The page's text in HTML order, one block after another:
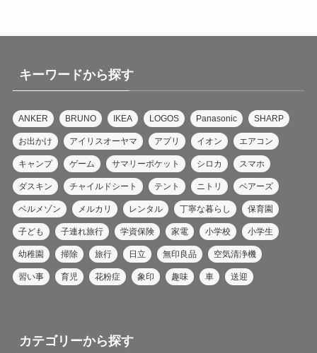
キーワードから探す
ANKER BRUNO IKEA LOGOS Panasonic SHARP
お出かけ アイリスオーヤマ アプリ イオン エアコン
キャンプ ゲーム サマリーポケット シロカ スマホ
ダスキン チャイルドシート テント ニトリ ベアーズ
ベルメゾン メルカリ レンタル 丁寧な暮らし 保育園
子ども 子連れ旅行 学資保険 家電 小学校 小学生
幼稚園 掃除 旅行 日立 無印良品 空気清浄機
習い事 育児 花粉症 象印 趣味 車 送迎
カテゴリーから探す